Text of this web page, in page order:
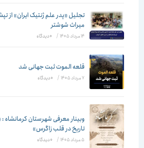
تجلیل «پدر علم ژنتیک ایران» از
میراث شوشتر
14 مرداد 1405 / ۰ دیدگاه
قلعه الموت ثبت جهانی شد
7 مرداد 1405 / ۰ دیدگاه
وبینار معرفی شهرستان کرمانشاه :
تاریخ در قلب زاگرس»
5 مرداد 1405 / ۰ دیدگاه